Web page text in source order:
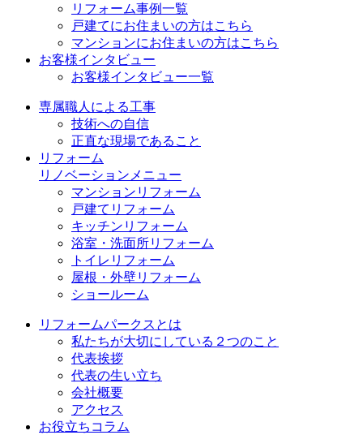
リフォーム事例一覧
戸建てにお住まいの方はこちら
マンションにお住まいの方はこちら
お客様インタビュー
お客様インタビュー一覧
専属職人による工事
技術への自信
正直な現場であること
リフォーム
リノベーションメニュー
マンションリフォーム
戸建てリフォーム
キッチンリフォーム
浴室・洗面所リフォーム
トイレリフォーム
屋根・外壁リフォーム
ショールーム
リフォームパークスとは
私たちが大切にしている２つのこと
代表挨拶
代表の生い立ち
会社概要
アクセス
お役立ちコラム